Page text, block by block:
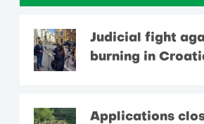
Judicial fight
burning in
Applications